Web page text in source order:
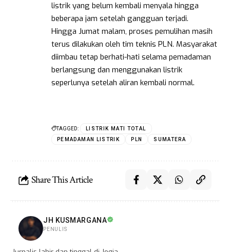
listrik yang belum kembali menyala hingga
beberapa jam setelah gangguan terjadi.
Hingga Jumat malam, proses pemulihan masih
terus dilakukan oleh tim teknis PLN. Masyarakat
diimbau tetap berhati-hati selama pemadaman
berlangsung dan menggunakan listrik
seperlunya setelah aliran kembali normal.
TAGGED:
LISTRIK MATI TOTAL
PEMADAMAN LISTRIK
PLN SUMATERA
Share This Article
JH KUSMARGANA
PENULIS